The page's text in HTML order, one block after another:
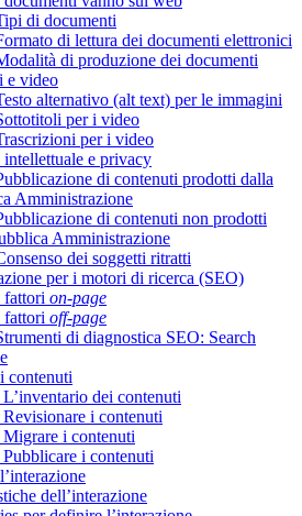
di documenti
di lettura dei documenti elettronici
di produzione dei documenti
e video
alternativo (alt text) per le immagini
per i video
per i video
intellettuale e privacy
di contenuti prodotti dalla
Amministrazione
di contenuti non prodotti
Amministrazione
dei soggetti ritratti
per i motori di ricerca (SEO)
fattori on-page
fattori off-page
di diagnostica SEO: Search
contenuti
dei contenuti
i contenuti
i contenuti
i contenuti
dell’interazione